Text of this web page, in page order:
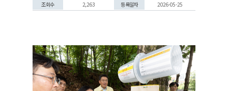
조회수 2,263 등록일자 2026-05-25